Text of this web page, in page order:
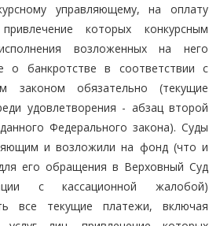
управляющему, на оплату
которых конкурсным
возложенных на него
о банкротстве в соответствии с
законом обязательно (текущие
удовлетворения - абзац второй
Федерального закона). Суды
и возложили на фонд (что и
его обращения в Верховный Суд
с кассационной жалобой)
все текущие платежи, включая